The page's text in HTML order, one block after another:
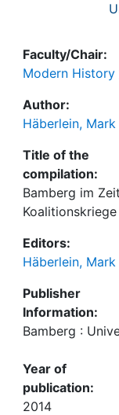
Faculty/Chair:
Modern History
Author:
Häberlein, Mark
Title of the
compilation:
Bamberg im
Koalitionskriege
Editors:
Häberlein, Mark
Publisher
Information:
Bamberg :
Year of
publication:
2014